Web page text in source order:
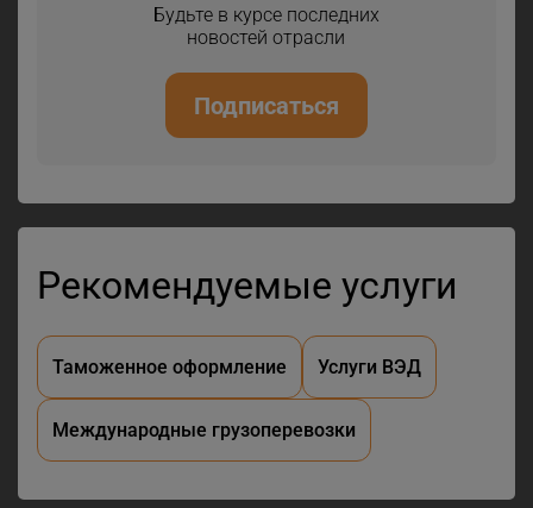
Будьте в курсе последних
новостей отрасли
Подписаться
Рекомендуемые услуги
Таможенное оформление Услуги ВЭД
Международные грузоперевозки